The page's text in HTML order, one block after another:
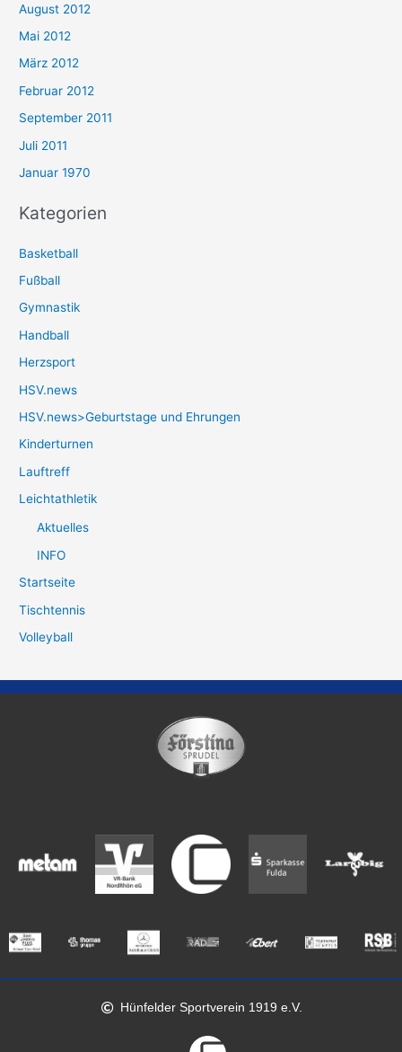
August 2012
Mai 2012
März 2012
Februar 2012
September 2011
Juli 2011
Januar 1970
Kategorien
Basketball
Fußball
Gymnastik
Handball
Herzsport
HSV.news
HSV.news>Geburtstage und Ehrungen
Kinderturnen
Lauftreff
Leichtathletik
Aktuelles
INFO
Startseite
Tischtennis
Volleyball
Hünfelder Sportverein 1919 e.V.